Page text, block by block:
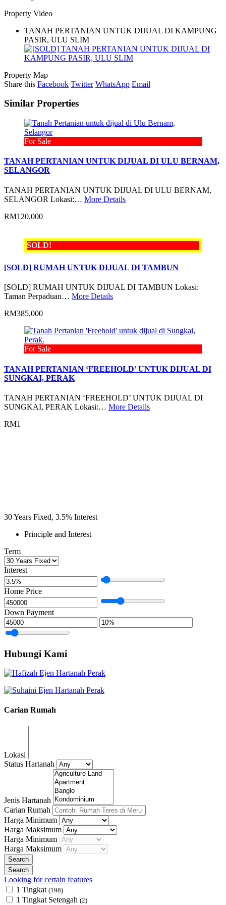
Property Video
TANAH PERTANIAN UNTUK DIJUAL DI KAMPUNG
PASIR, ULU SLIM
Property Map
Share this Facebook Twitter WhatsApp Email
Similar Properties
For Sale
TANAH PERTANIAN UNTUK DIJUAL DI ULU BERNAM,
SELANGOR
TANAH PERTANIAN UNTUK DIJUAL DI ULU BERNAM,
SELANGOR Lokasi:… More Details
RM120,000
SOLD!
[SOLD] RUMAH UNTUK DIJUAL DI TAMBUN
[SOLD] RUMAH UNTUK DIJUAL DI TAMBUN Lokasi:
Taman Perpaduan… More Details
RM385,000
For Sale
TANAH PERTANIAN ‘FREEHOLD’ UNTUK DIJUAL DI
SUNGKAI, PERAK
TANAH PERTANIAN ‘FREEHOLD’ UNTUK DIJUAL DI
SUNGKAI, PERAK Lokasi:… More Details
RM1
30Years Fixed, 3.5% Interest
Principle and Interest
Term
Interest
Home Price
Down Payment
Hubungi Kami
Carian Rumah
Lokasi
Status Hartanah
Jenis Hartanah
Carian Rumah
Harga Minimum
Harga Maksimum
Harga Minimum
Harga Maksimum
Looking for certain features
1 Tingkat (198)
1 Tingkat Setengah (2)